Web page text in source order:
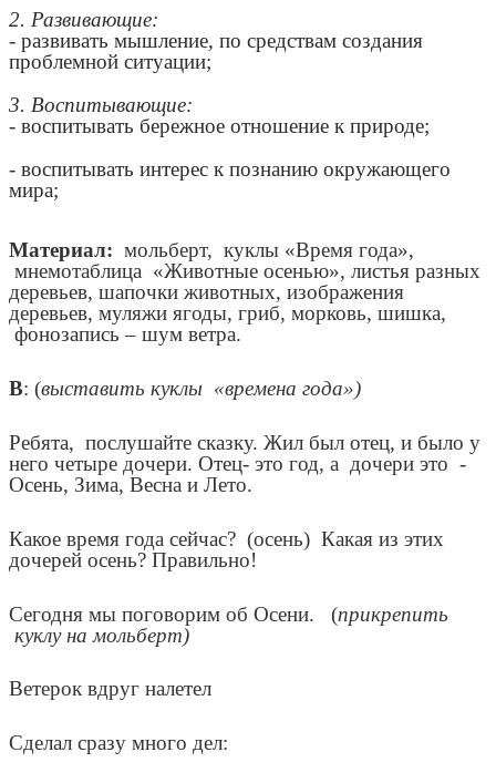
2. Развивающие:
- развивать мышление, по средствам создания
проблемной ситуации;
3. Воспитывающие:
- воспитывать бережное отношение к природе;
- воспитывать интерес к познанию окружающего
мира;
Материал: мольберт, куклы «Время года»,
мнемотаблица «Животные осенью», листья разных
деревьев, шапочки животных, изображения
деревьев, муляжи ягоды, гриб, морковь, шишка,
фонозапись – шум ветра.
В: (выставить куклы «времена года»)
Ребята, послушайте сказку. Жил был отец, и было у
него четыре дочери. Отец- это год, а дочери это -
Осень, Зима, Весна и Лето.
Какое время года сейчас? (осень) Какая из этих
дочерей осень? Правильно!
Сегодня мы поговорим об Осени. (прикрепить
куклу на мольберт)
Ветерок вдруг налетел
Сделал сразу много дел: